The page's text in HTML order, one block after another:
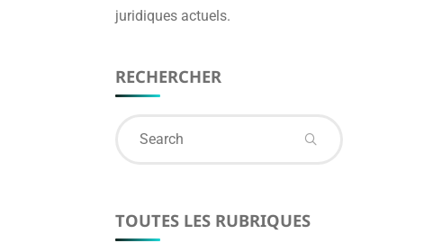
juridiques actuels.
RECHERCHER
TOUTES LES RUBRIQUES